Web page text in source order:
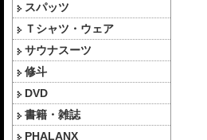
スパッツ
Ｔシャツ・ウェア
サウナスーツ
修斗
DVD
書籍・雑誌
PHALANX